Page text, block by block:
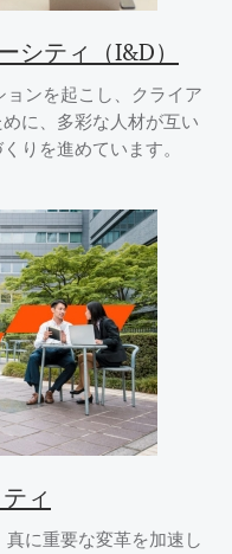
シティ（I&D）
ンを起こし、クライア
に、多彩な人材が互い
りを進めています。
ィ
に重要な変革を加速し